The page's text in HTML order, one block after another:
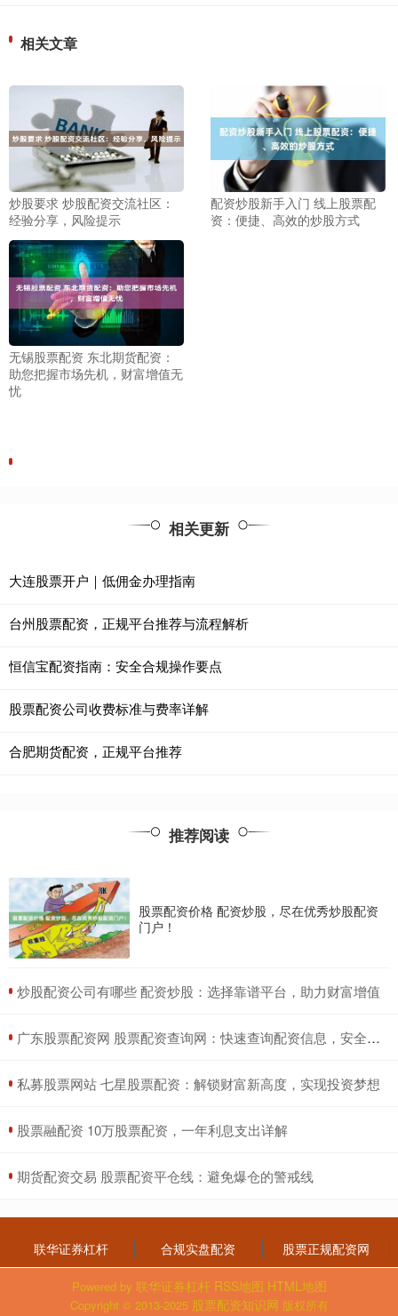
相关文章
炒股要求 炒股配资交流社区：
经验分享，风险提示
配资炒股新手入门 线上股票配
资：便捷、高效的炒股方式
无锡股票配资 东北期货配资：
助您把握市场先机，财富增值无
忧
相关更新
大连股票开户｜低佣金办理指南
台州股票配资，正规平台推荐与流程解析
恒信宝配资指南：安全合规操作要点
股票配资公司收费标准与费率详解
合肥期货配资，正规平台推荐
推荐阅读
股票配资价格 配资炒股，尽在优秀炒股配资
门户！
​炒股配资公司有哪些 配资炒股：选择靠谱平台，助力财富增值
​广东股票配资网 股票配资查询网：快速查询配资信息，安全可靠
​私募股票网站 七星股票配资：解锁财富新高度，实现投资梦想
​股票融配资 10万股票配资，一年利息支出详解
​期货配资交易 股票配资平仓线：避免爆仓的警戒线
联华证券杠杆 合规实盘配资 股票正规配资网
Powered by 联华证券杠杆 RSS地图 HTML地图
Copyright © 2013-2025 股票配资知识网 版权所有